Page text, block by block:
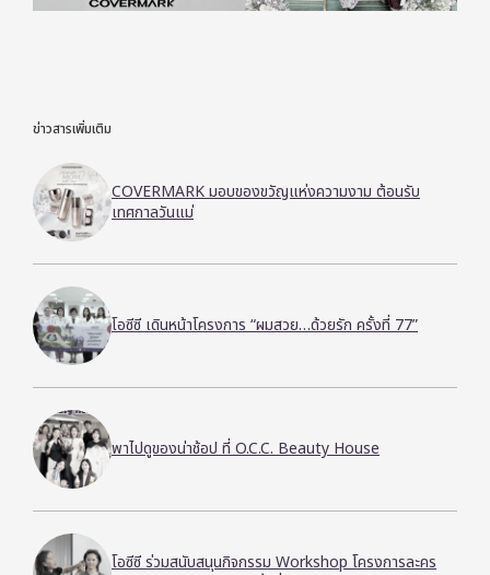
ข่าวสารเพิ่มเติม
COVERMARK มอบของขวัญแห่งความงาม ต้อนรับ
เทศกาลวันแม่
โอซีซี เดินหน้าโครงการ “ผมสวย…ด้วยรัก ครั้งที่ 77”
พาไปดูของน่าช้อป ที่ O.C.C. Beauty House
โอซีซี ร่วมสนับสนุนกิจกรรม Workshop โครงการละคร